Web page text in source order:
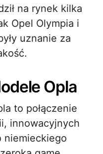
na rynek kilka
Opel Olympia i
uznanie za
Opla
to połączenie
innowacyjnych
niemieckiego